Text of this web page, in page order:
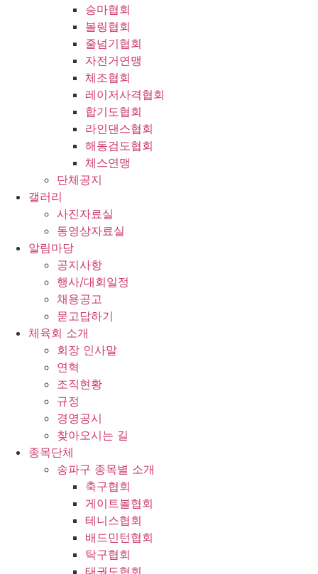
승마협회
볼링협회
줄넘기협회
자전거연맹
체조협회
레이저사격협회
합기도협회
라인댄스협회
해동검도협회
체스연맹
단체공지
갤러리
사진자료실
동영상자료실
알림마당
공지사항
행사/대회일정
채용공고
묻고답하기
체육회 소개
회장 인사말
연혁
조직현황
규정
경영공시
찾아오시는 길
종목단체
송파구 종목별 소개
축구협회
게이트볼협회
테니스협회
배드민턴협회
탁구협회
태권도협회